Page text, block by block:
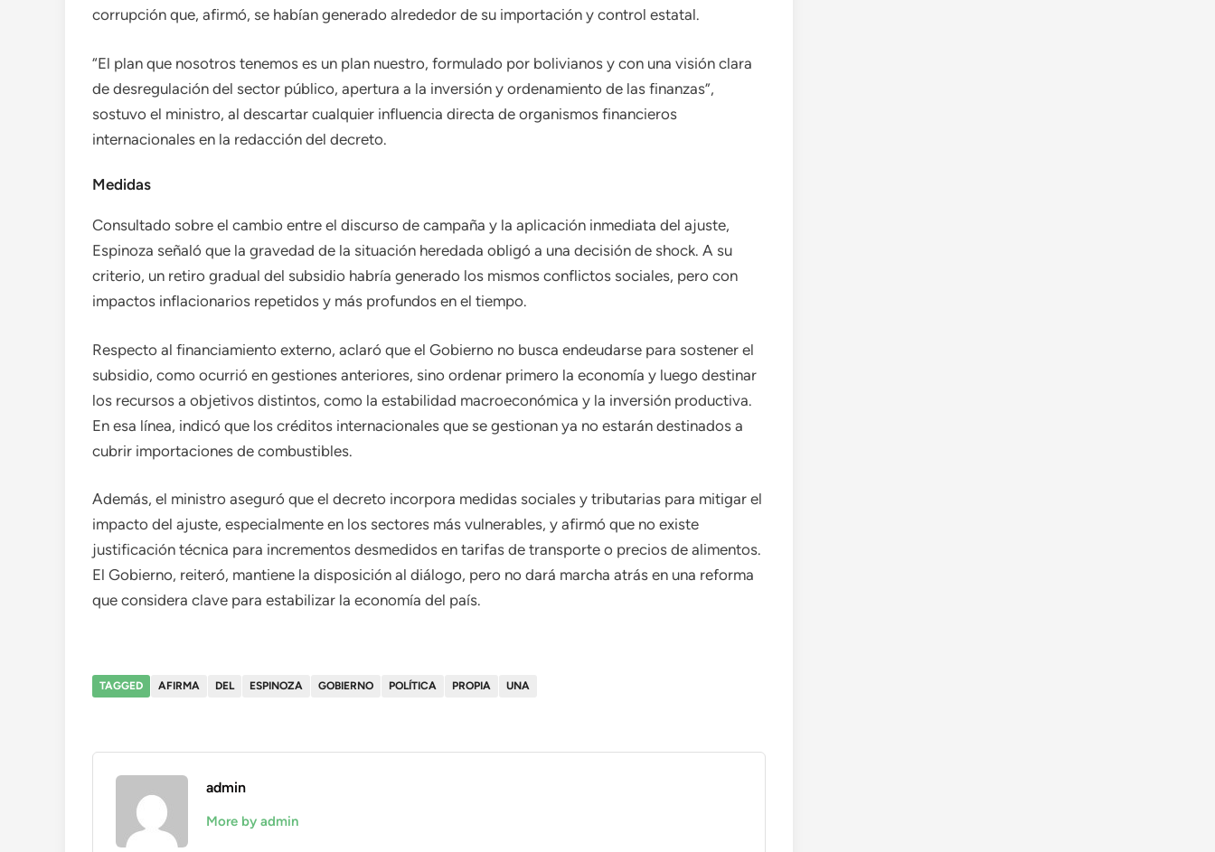
corrupción que, afirmó, se habían generado alrededor de su importación y control estatal.
“El plan que nosotros tenemos es un plan nuestro, formulado por bolivianos y con una visión clara
de desregulación del sector público, apertura a la inversión y ordenamiento de las finanzas”,
sostuvo el ministro, al descartar cualquier influencia directa de organismos financieros
internacionales en la redacción del decreto.
Medidas
Consultado sobre el cambio entre el discurso de campaña y la aplicación inmediata del ajuste,
Espinoza señaló que la gravedad de la situación heredada obligó a una decisión de shock. A su
criterio, un retiro gradual del subsidio habría generado los mismos conflictos sociales, pero con
impactos inflacionarios repetidos y más profundos en el tiempo.
Respecto al financiamiento externo, aclaró que el Gobierno no busca endeudarse para sostener el
subsidio, como ocurrió en gestiones anteriores, sino ordenar primero la economía y luego destinar
los recursos a objetivos distintos, como la estabilidad macroeconómica y la inversión productiva.
En esa línea, indicó que los créditos internacionales que se gestionan ya no estarán destinados a
cubrir importaciones de combustibles.
Además, el ministro aseguró que el decreto incorpora medidas sociales y tributarias para mitigar el
impacto del ajuste, especialmente en los sectores más vulnerables, y afirmó que no existe
justificación técnica para incrementos desmedidos en tarifas de transporte o precios de alimentos.
El Gobierno, reiteró, mantiene la disposición al diálogo, pero no dará marcha atrás en una reforma
que considera clave para estabilizar la economía del país.
TAGGED AFIRMA DEL ESPINOZA GOBIERNO POLÍTICA PROPIA UNA
admin
More by admin